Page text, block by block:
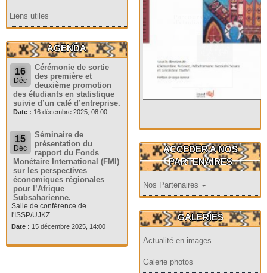
Liens utiles
AGENDA
16
Déc
Cérémonie de sortie
des première et
deuxième promotion
des étudiants en statistique
suivie d’un café d’entreprise.
Date : 16 décembre 2025, 08:00
15
Déc
Séminaire de
présentation du
rapport du Fonds
Monétaire International (FMI)
sur les perspectives
économiques régionales
pour l’Afrique
Subsaharienne.
Salle de conférence de
l'ISSP/UJKZ
Date : 15 décembre 2025, 14:00
ACCEDER A NOS
PARTENAIRES
Nos Partenaires
GALERIES
Actualité en images
Galerie photos